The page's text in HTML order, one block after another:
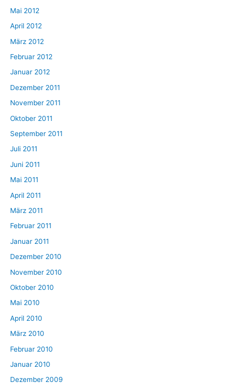
Mai 2012
April 2012
März 2012
Februar 2012
Januar 2012
Dezember 2011
November 2011
Oktober 2011
September 2011
Juli 2011
Juni 2011
Mai 2011
April 2011
März 2011
Februar 2011
Januar 2011
Dezember 2010
November 2010
Oktober 2010
Mai 2010
April 2010
März 2010
Februar 2010
Januar 2010
Dezember 2009